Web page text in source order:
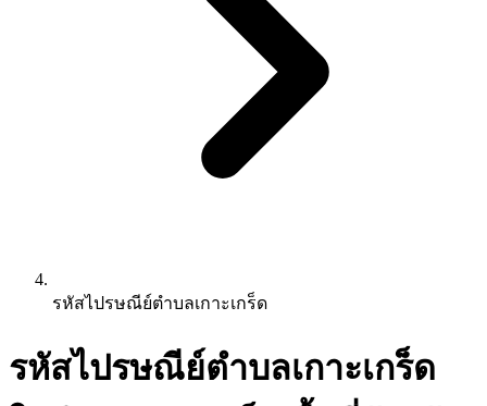
รหัสไปรษณีย์ตำบลเกาะเกร็ด
รหัสไปรษณีย์ตำบลเกาะเกร็ด